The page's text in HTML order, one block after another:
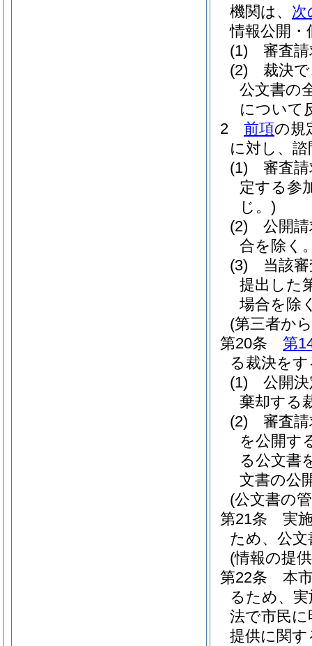
機関は、 次
情報公開
(1)
審査
(2)
裁決
公文書の
について
2
前項の規
に対し、
(1)
審査
定する参
じ。)
(2)
公開
合を除く
(3)
当該
提出した
場合を除
(第三者か
第20条
第
る裁決を
(1)
公開
棄却する
(2)
審査
を公開す
る公文書
文書の公
(公文書の
第21条
実
ため、公
(情報の提
第22条
本
るため、
法で市民
提供に関